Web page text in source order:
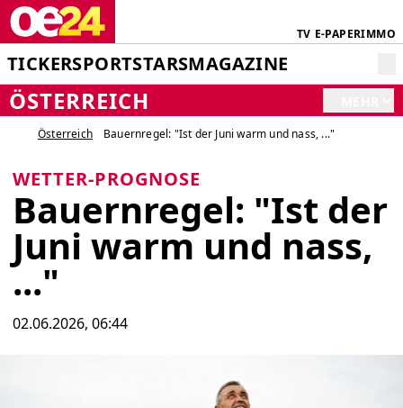
TV E-PAPERIMMO
TICKERSPORTSTARSMAGAZINE
ÖSTERREICH
Österreich Bauernregel: "Ist der Juni warm und nass, ..."
WETTER-PROGNOSE
Bauernregel: "Ist der
Juni warm und nass,
..."
02.06.2026, 06:44